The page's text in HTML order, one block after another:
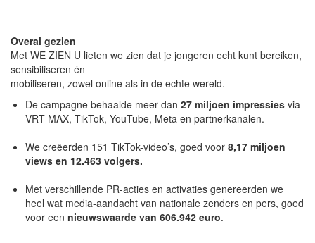
Overal gezien
Met WE ZIEN U lieten we zien dat je jongeren echt kunt bereiken,
sensibiliseren én
mobiliseren, zowel online als in de echte wereld.
De campagne behaalde meer dan 27 miljoen impressies via
VRT MAX, TikTok, YouTube, Meta en partnerkanalen.
We creëerden 151 TikTok-video’s, goed voor 8,17 miljoen
views en 12.463 volgers.
Met verschillende PR-acties en activaties genereerden we
heel wat media-aandacht van nationale zenders en pers, goed
voor een nieuwswaarde van 606.942 euro.